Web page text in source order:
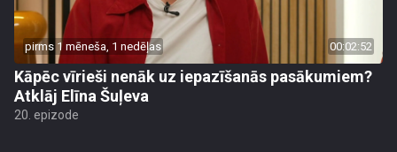
pirms 1 mēneša, 1 nedēļas 00:02:52
Kāpēc vīrieši nenāk uz iepazīšanās pasākumiem?
Atklāj Elīna Šuļeva
20. epizode